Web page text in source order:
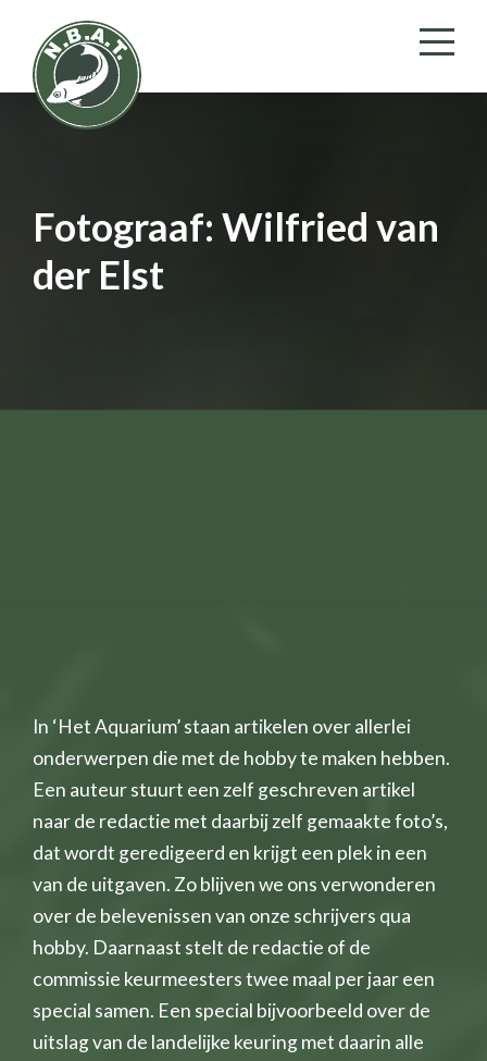
Fotograaf: Wilfried van
der Elst
In ‘Het Aquarium’ staan artikelen over allerlei
onderwerpen die met de hobby te maken hebben.
Een auteur stuurt een zelf geschreven artikel
naar de redactie met daarbij zelf gemaakte foto’s,
dat wordt geredigeerd en krijgt een plek in een
van de uitgaven. Zo blijven we ons verwonderen
over de belevenissen van onze schrijvers qua
hobby. Daarnaast stelt de redactie of de
commissie keurmeesters twee maal per jaar een
special samen. Een special bijvoorbeeld over de
uitslag van de landelijke keuring met daarin alle